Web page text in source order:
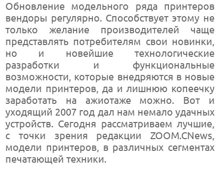
Обновление модельного ряда принтеров
вендоры регулярно. Способствует этому не
только желание производителей чаще
представлять потребителям свои новинки,
но и новейшие технологические
разработки и функциональные
возможности, которые внедряются в новые
модели принтеров, да и лишнюю копеечку
заработать на ажиотаже можно. Вот и
уходящий 2007 год дал нам немало удачных
устройств. Сегодня рассматриваем лучшие,
с точки зрения редакции ZOOM.CNews,
модели принтеров, в различных сегментах
печатающей техники.